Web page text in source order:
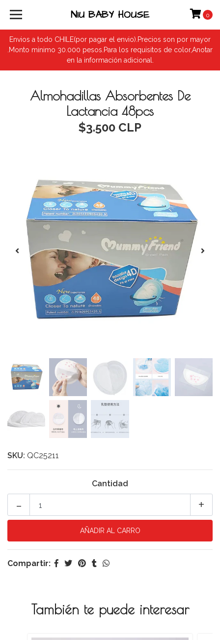
Envios a todo CHILE(por pagar el envio).Precios son por mayor
.Monto minimo 30.000 pesos.Para los requisitos de color,Anotar
en la información adicional.
NIU BABY HOUSE 0
Almohadillas Absorbentes De
Lactancia 48pcs
$3.500 CLP
SKU: QC25211
Cantidad
+
-
Compartir:
También te puede interesar